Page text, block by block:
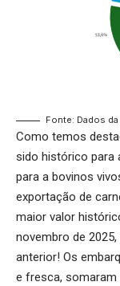
Fonte: Dados
Como temos
sido histórico para
para a bovinos
exportação de
maior valor
novembro de
anterior! Os
e fresca, somaram